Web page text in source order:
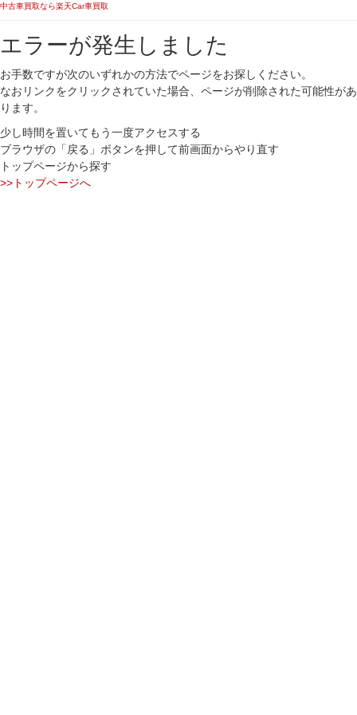
中古車買取なら楽天Car車買取
エラーが発生しました
お手数ですが次のいずれかの方法でページをお探しください。
なおリンクをクリックされていた場合、ページが削除された可能性があ
ります。
少し時間を置いてもう一度アクセスする
ブラウザの「戻る」ボタンを押して前画面からやり直す
トップページから探す
>>トップページへ